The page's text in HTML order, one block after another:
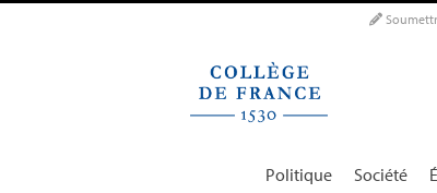
Politique Société